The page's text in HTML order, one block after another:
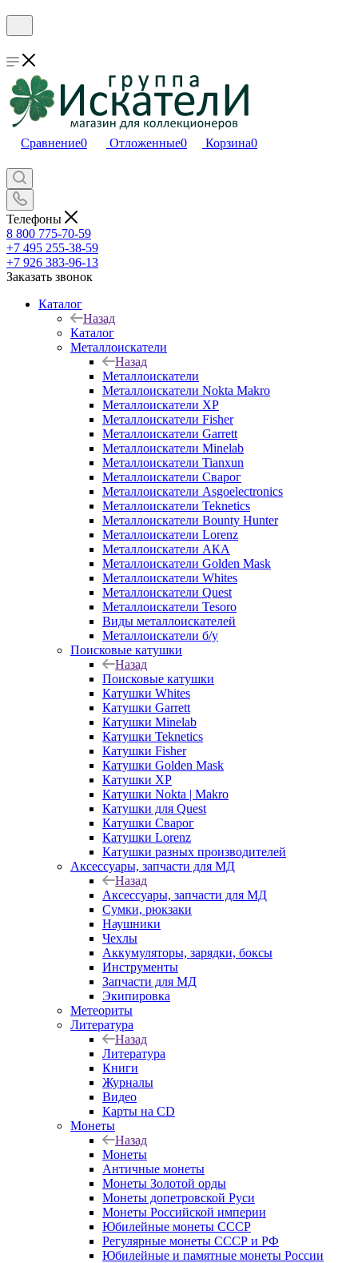
Сравнение0 Отложенные0 Корзина0
Телефоны
8 800 775-70-59
+7 495 255-38-59
+7 926 383-96-13
Заказать звонок
Каталог
Назад
Каталог
Металлоискатели
Назад
Металлоискатели
Металлоискатели Nokta Makro
Металлоискатели XP
Металлоискатели Fisher
Металлоискатели Garrett
Металлоискатели Minelab
Металлоискатели Tianxun
Металлоискатели Сварог
Металлоискатели Asgoelectronics
Металлоискатели Teknetics
Металлоискатели Bounty Hunter
Металлоискатели Lorenz
Металлоискатели АКА
Металлоискатели Golden Mask
Металлоискатели Whites
Металлоискатели Quest
Металлоискатели Tesoro
Виды металлоискателей
Металлоискатели б/у
Поисковые катушки
Назад
Поисковые катушки
Катушки Whites
Катушки Garrett
Катушки Minelab
Катушки Teknetics
Катушки Fisher
Катушки Golden Mask
Катушки XP
Катушки Nokta | Makro
Катушки для Quest
Катушки Сварог
Катушки Lorenz
Катушки разных производителей
Аксессуары, запчасти для МД
Назад
Аксессуары, запчасти для МД
Сумки, рюкзаки
Наушники
Чехлы
Аккумуляторы, зарядки, боксы
Инструменты
Запчасти для МД
Экипировка
Метеориты
Литература
Назад
Литература
Книги
Журналы
Видео
Карты на CD
Монеты
Назад
Монеты
Античные монеты
Монеты Золотой орды
Монеты допетровской Руси
Монеты Российской империи
Юбилейные монеты СССР
Регулярные монеты СССР и РФ
Юбилейные и памятные монеты России